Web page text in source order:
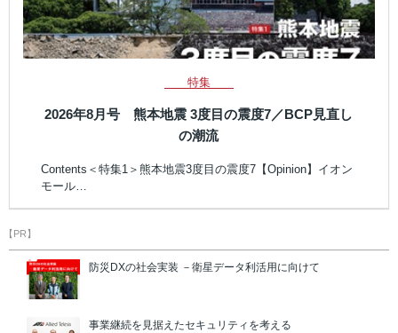
特集
2026年8月号 熊本地震 3度目の震度7／BCP見直し
の潮流
Contents＜特集1＞熊本地震3度目の震度7【Opinion】イオン
モール…
【PR】
防災DXの社会実装 －衛星データ利活用に向けて
事業継続を見据えたセキュリティを考える